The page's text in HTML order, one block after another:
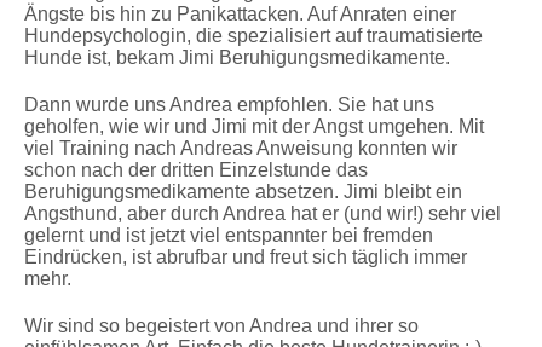
Ängste bis hin zu Panikattacken. Auf Anraten einer
Hundepsychologin, die spezialisiert auf traumatisierte
Hunde ist, bekam Jimi Beruhigungsmedikamente.
Dann wurde uns Andrea empfohlen. Sie hat uns
geholfen, wie wir und Jimi mit der Angst umgehen. Mit
viel Training nach Andreas Anweisung konnten wir
schon nach der dritten Einzelstunde das
Beruhigungsmedikamente absetzen. Jimi bleibt ein
Angsthund, aber durch Andrea hat er (und wir!) sehr viel
gelernt und ist jetzt viel entspannter bei fremden
Eindrücken, ist abrufbar und freut sich täglich immer
mehr.
Wir sind so begeistert von Andrea und ihrer so